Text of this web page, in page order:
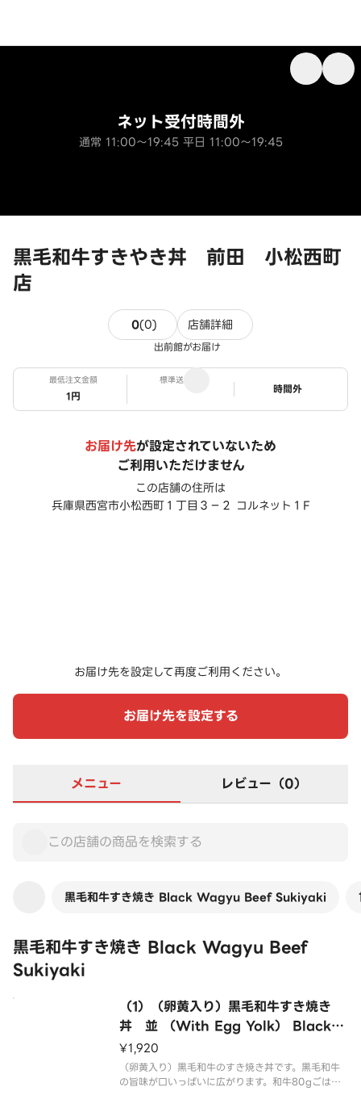
黒毛和牛すきやき丼 前田 小松西町
店
ネット受付時間外
通常 11:00～19:45 平日 11:00～19:45
0(0) 0件のレビュー
店舗詳細
出前館がお届け
最低注文金額
1円
標準送料
ステータス
時間外
お届け先が設定されていないため
ご利用いただけません
この店舗の住所は
兵庫県西宮市小松西町１丁目３－２ コルネット１F
お届け先を設定して再度ご利用ください。
お届け先を設定する
メニュー レビュー（0）
黒毛和牛すき焼き Black Wagyu Beef Sukiyaki
黒毛和牛すき焼き Black Wagyu Beef
Sukiyaki
（1）（卵黄入り）黒毛和牛すき焼き
丼 並 （With Egg Yolk） Black
Wagyu Beef Sukiyaki Rice Bowl
Regular
¥1,920
（卵黄入り）黒毛和牛のすき焼き丼です。黒毛和牛
の旨味が口いっぱいに広がります。和牛80gごはん2